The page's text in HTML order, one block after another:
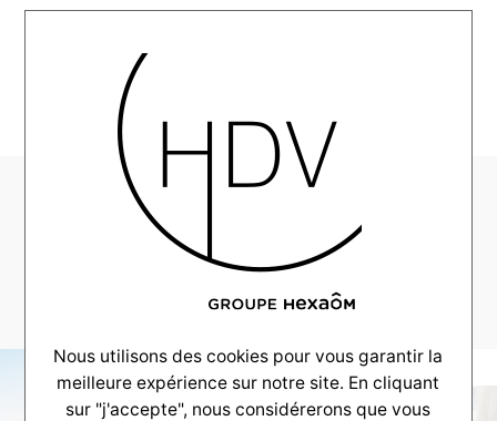
HDV-Realisation-
CouleurVillas-
Arcachon-1
Nous utilisons des cookies pour vous garantir la
meilleure expérience sur notre site. En cliquant
sur "j'accepte", nous considérerons que vous